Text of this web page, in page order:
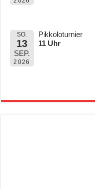
SO.
13
SEP.
2026
Pikkoloturnier
11 Uhr